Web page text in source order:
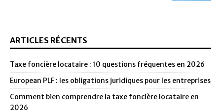
ARTICLES RÉCENTS
Taxe foncière locataire : 10 questions fréquentes en 2026
European PLF : les obligations juridiques pour les entreprises
Comment bien comprendre la taxe foncière locataire en
2026